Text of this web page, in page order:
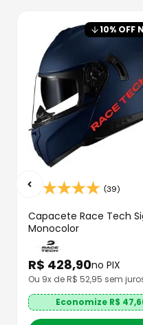
10% OFF
(39)
Capacete Race Tech
Monocolor
R$ 428,90no PIX
Ou 9x de R$ 52,95 sem
Economize R$